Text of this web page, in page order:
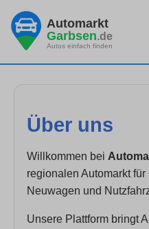
Automarkt
Garbsen.de
Autos einfach finden
Über uns
Willkommen bei
regionalen Automarkt
Neuwagen und
Unsere Plattform bringt